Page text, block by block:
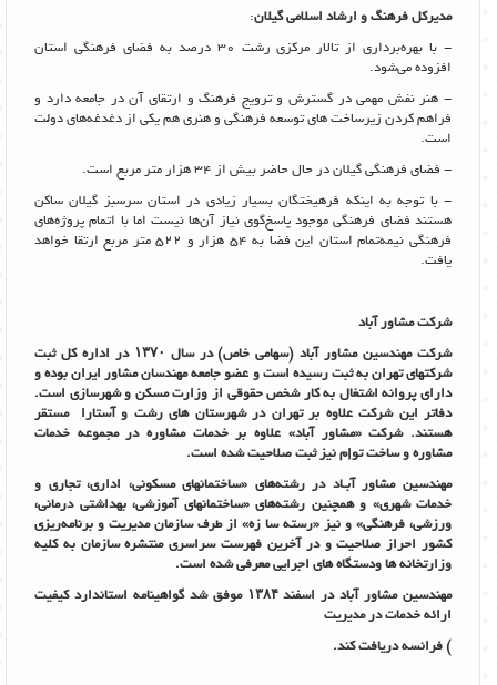
مدیرکل فرهنگ و ارشاد اسلامی گیلان:
- با بهره‌برداری از تالار مرکزی رشت 30 درصد به فضای فرهنگی استان
افزوده می‌شود.
- هنر نفش مهمی در گسترش و ترویج فرهنگ و ارتقای آن در جامعه دارد و
فراهم کردن زیرساخت های توسعه فرهنگی و هنری هم یکی از دغدغه‌های دولت
است.
- فضای فرهنگی گیلان در حال حاضر بیش از 34 هزار متر مربع است.
- با توجه به اینکه فرهیختگان بسیار زیادی در استان سرسبز گیلان ساکن
هستند فضای فرهنگی موجود پاسخ‌گوی نیاز آن‌ها نیست اما با اتمام پروژه‌های
فرهنگی نیمه‌تمام استان این فضا به 54 هزار و 522 متر مربع ارتقا خواهد
یافت.
شرکت مشاور آباد
شرکت مهندسین مشاور آباد (سهامی خاص) در سال ۱۳۷۰ در اداره کل ثبت
شرکتهای تهران به ثبت رسیده است و عضو جامعه مهندسان مشاور ایران بوده و
دارای پروانه اشتغال به کار شخص حقوقی از وزارت مسکن و شهرسازی است.
دفاتر این شرکت علاوه بر تهران در شهرستان های رشت و آستارا مستقر
هستند. شرکت «مشاور آباد» علاوه بر خدمات مشاوره در مجموعه خدمات
مشاوره و ساخت توإم نیز ثبت صلاحیت شده است.
مهندسین مشاور آبـاد در رشته‌های «ساختمانهای مسکونی، اداری، تجاری و
خدمات شهری» و همچنین رشته‌های «ساختمانهای آموزشی، بهداشتی درمانی،
ورزشی، فرهنگی» و نیز «رسته سا زه» از طرف سازمان مدیریت و برنامه‌ریزی
کشور احراز صلاحیت و در آخرین فهرست سراسری منتشره سازمان به کلیه
وزارتخانه ها ودستگاه های اجرایی معرفی شده است.
مهندسین مشاور آباد در اسفند۱۳۸۴ موفق شد گواهینامه استاندارد کیفیت
ارائه خدماتدر مدیریت
) فرانسه دریافت کند.